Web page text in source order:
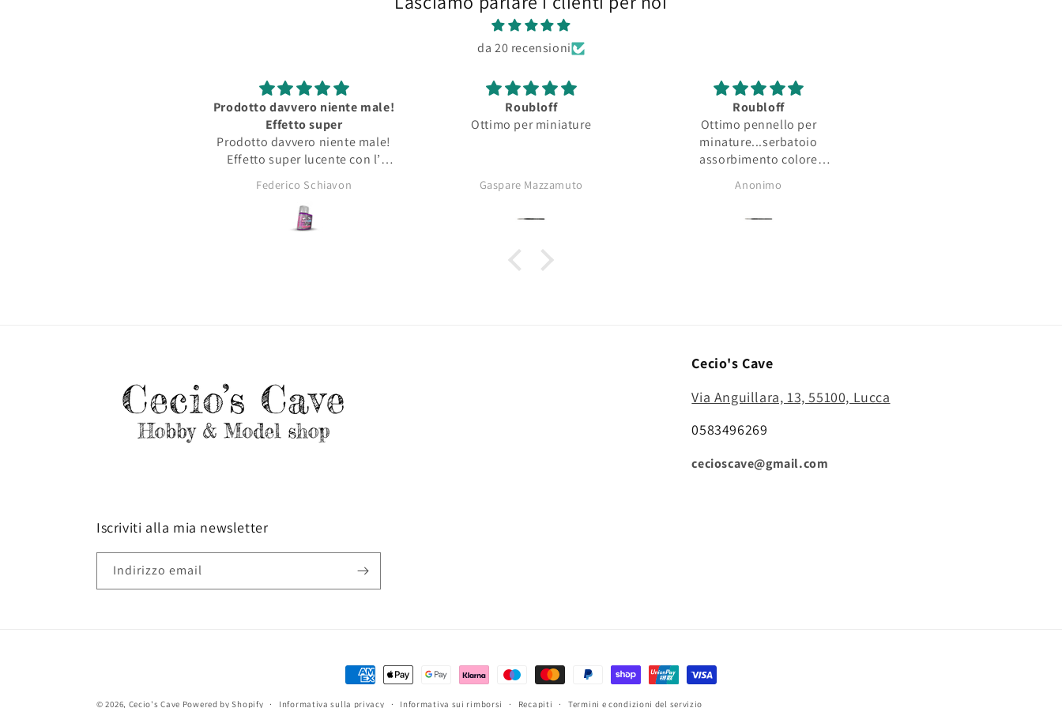
da 20 recensioni
Prodotto davvero niente male!
Effetto super
Prodotto davvero niente male!
Effetto super lucente con l’
opacità tipica dei pigmenti da
asciutti!
Federico Schiavon
Roubloff
Ottimo per miniature
Gaspare Mazzamuto
Roubloff
Ottimo pennello per
minature...serbatoio
assorbimento colore
affilatissima..comprerò di nuovo
Anonimo
Cecio's Cave
Via Anguillara, 13, 55100, Lucca
0583496269
cecioscave@gmail.com
Iscriviti alla mia newsletter
Indirizzo email
Metodi
di
© 2026, Cecio's Cave Powered by Shopify Informativa sulla privacy Informativa sui rimborsi Recapiti Termini e condizioni del servizio